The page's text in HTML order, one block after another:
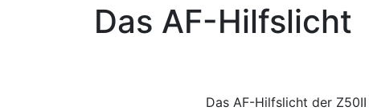
Das AF-Hilfslicht
Das AF-Hilfslicht der